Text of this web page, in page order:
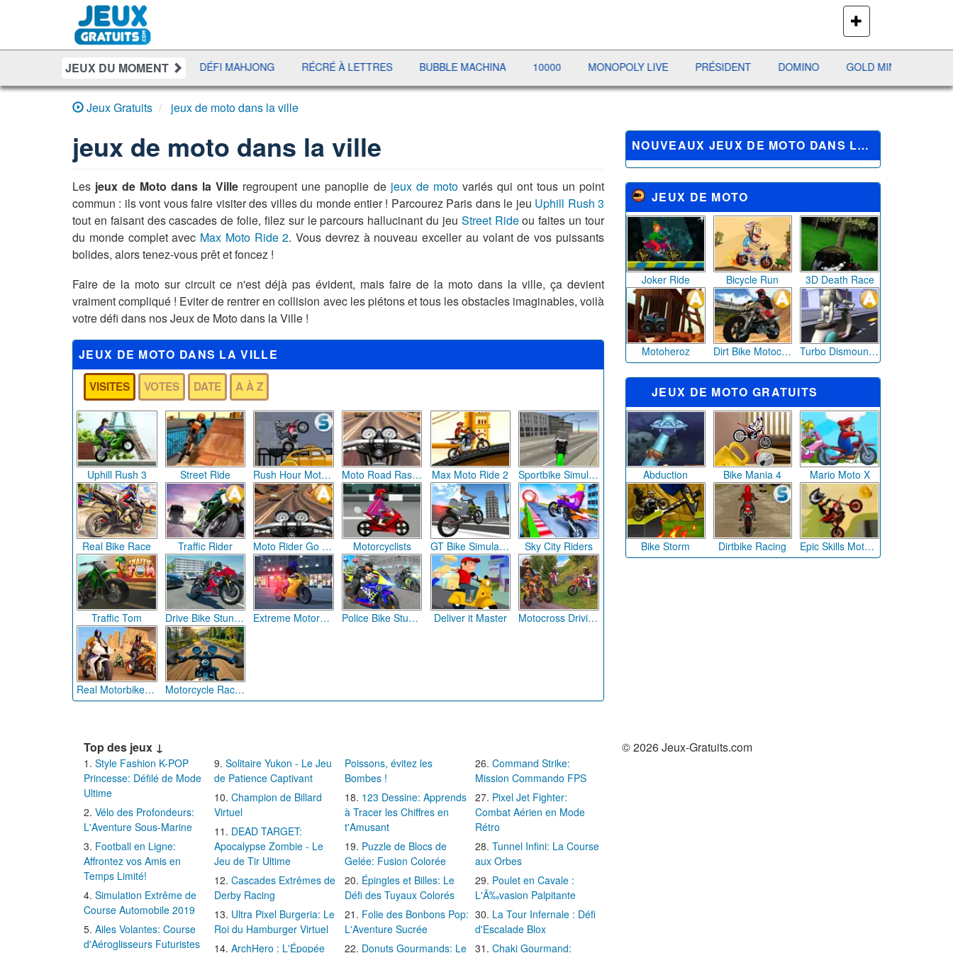
PLUS
DE
JEUX
JEUX DU MOMENT
UNO DISCO DÉFI MAHJONG RÉCRÉ À LETTRES BUBBLE MACHINA 10000 MONOPOLY LIVE PRÉSIDENT DOMINO GOLD MINE
Jeux Gratuits jeux de moto dans la ville
jeux de moto dans la ville
Les jeux de Moto dans la Ville regroupent une panoplie de jeux de motovariés qui ont tous un point
commun : ils vont vous faire visiter des villes du monde entier ! Parcourez Paris dans le jeu Uphill Rush 3
tout en faisant des cascades de folie, filez sur le parcours hallucinant du jeu Street Rideou faites un tour
du monde complet avec Max Moto Ride 2. Vous devrez à nouveau exceller au volant de vos puissants
bolides, alors tenez-vous prêt et foncez !
Faire de la moto sur circuit ce n'est déjà pas évident, mais faire de la moto dans la ville, ça devient
vraiment compliqué ! Eviter de rentrer en collision avec les piétons et tous les obstacles imaginables, voilà
votre défi dans nos Jeux de Moto dans la Ville !
JEUX DE MOTO DANS LA VILLE
VISITES VOTES DATE A À Z
Uphill Rush 3 Street Ride Rush Hour Motocross Moto Road Rash 3D Max Moto Ride 2 Sportbike Simulator
Real Bike Race Traffic Rider Moto Rider Go Highway Traffic Motorcyclists GT Bike Simulator Sky City Riders
Traffic Tom Drive Bike Stunt Simulator 3D Extreme Motorcycle Simulator Police Bike Stunt Race Deliver it Master Motocross Driving Simulator
Real Motorbike Simulator Race 3D Motorcycle Racer Road Mayhem
NOUVEAUX JEUX DE MOTO DANS LA VILLE
JEUX DE MOTO
Joker Ride Bicycle Run 3D Death Race
Motoheroz Dirt Bike Motocross Rally Turbo Dismount™
JEUX DE MOTO GRATUITS
Abduction Bike Mania 4 Mario Moto X
Bike Storm Dirtbike Racing Epic Skills Motocross
Top des jeux ↓
Style Fashion K-POP
Princesse: Défilé de Mode
Ultime
Vélo des Profondeurs:
L'Aventure Sous-Marine
Football en Ligne:
Affrontez vos Amis en
Temps Limité!
Simulation Extrême de
Course Automobile 2019
Ailes Volantes: Course
d'Aéroglisseurs Futuristes
Solitaire Yukon - Le Jeu
de Patience Captivant
Champion de Billard
Virtuel
DEAD TARGET:
Apocalypse Zombie - Le
Jeu de Tir Ultime
Cascades Extrêmes de
Derby Racing
Ultra Pixel Burgeria: Le
Roi du Hamburger Virtuel
ArchHero : L'Épopée
Poissons, évitez les
Bombes !
123 Dessine: Apprends
à Tracer les Chiffres en
t'Amusant
Puzzle de Blocs de
Gelée: Fusion Colorée
Épingles et Billes: Le
Défi des Tuyaux Colorés
Folie des Bonbons Pop:
L'Aventure Sucrée
Donuts Gourmands: Le
Command Strike:
Mission Commando FPS
Pixel Jet Fighter:
Combat Aérien en Mode
Rétro
Tunnel Infini: La Course
aux Orbes
Poulet en Cavale :
L'Ã‰vasion Palpitante
La Tour Infernale : Défi
d'Escalade Blox
Chaki Gourmand:
© 2026 Jeux-Gratuits.com